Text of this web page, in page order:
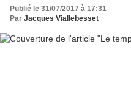
Publié le 31/07/2017 à 17:31
Par Jacques Viallebesset